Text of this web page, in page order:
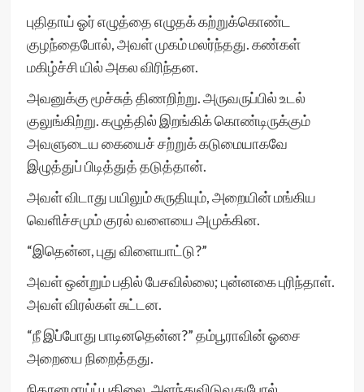
புதிதாய் ஓர் எழுத்தை எழுதக் கற்றுக்கொண்ட
குழந்தைபோல், அவள் முகம் மலர்ந்தது. கண்கள்
மகிழ்ச்சி யில் அகல விரிந்தன.
அவனுக்கு மூச்சுத் திணறிற்று. அருவருப்பில் உடல்
குலுங்கிற்று. கழுத்தில் இறங்கிக் கொண்டிருக்கும்
அவளுடைய கையைச் சற்றுக் கடுமையாகவே
இழுத்துப் பிடித்துத் தடுத்தான்.
அவள் விடாது பயிலும் சுருதியும், அறையின் மங்கிய
வெளிச்சமும் குரல் வளையை அமுக்கின.
“இதென்ன, புது விளையாட்டு?”
அவள் ஒன்றும் பதில் பேசவில்லை; புன்னகை புரிந்தாள்.
அவள் விரல்கள் சுட்டன.
“நீ இப்போது பாடினதென்ன?” தம்பூராவின் ஓசை
அறையை நிறைத்தது.